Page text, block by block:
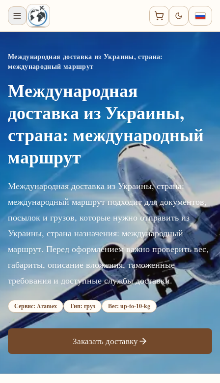
Международная доставка из Украины, страна:
международный маршрут
Международная
доставка из Украины,
страна: международный
маршрут
Международная доставка из Украины, страна:
международный маршрут подходит для документов,
посылок и грузов, которые нужно отправить из
Украины, страна назначения: международный
маршрут. Перед оформлением важно проверить вес,
габариты, описание вложения, таможенные
требования и доступные службы доставки.
Сервис: Aramex Тип: груз Вес: up-to-10-kg
Заказать доставку